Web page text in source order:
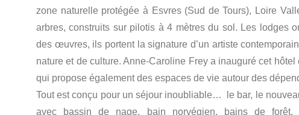
zone naturelle protégée à Esvres (Sud de Tours), Loire
arbres, construits sur pilotis à 4 mètres du sol. Les lodges
des œuvres, ils portent la signature d’un artiste
nature et de culture. Anne-Caroline Frey a inauguré cet
qui propose également des espaces de vie autour des
Tout est conçu pour un séjour inoubliable… le bar, le
avec bassin de nage, bain norvégien, bains de forêt,